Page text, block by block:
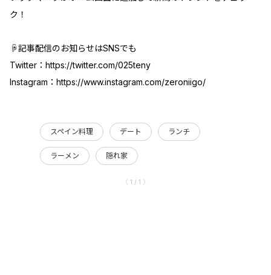
ク！
☟記事配信のお知らせはSNSでも
Twitter： https://twitter.com/025teny
Instagram： https://www.instagram.com/zeroniigo/
スペイン料理 デート ランチ
ラーメン 隠れ家
〈 1 / 1 〉